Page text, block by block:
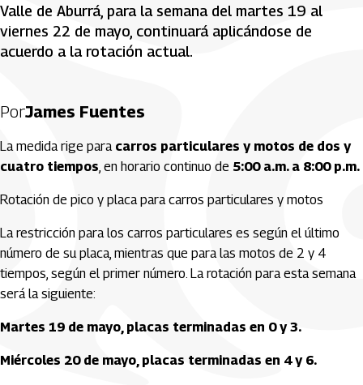
Valle de Aburrá, para la semana del martes 19 al
viernes 22 de mayo, continuará aplicándose de
acuerdo a la rotación actual.
PorJames Fuentes
La medida rige para carros particulares y motos de dos y
cuatro tiempos, en horario continuo de 5:00 a.m. a 8:00 p.m.
Rotación de pico y placa para carros particulares y motos
La restricción para los carros particulares es según el último
número de su placa, mientras que para las motos de 2 y 4
tiempos, según el primer número. La rotación para esta semana
será la siguiente:
Martes 19 de mayo, placas terminadas en 0 y 3.
Miércoles 20 de mayo, placas terminadas en 4 y 6.